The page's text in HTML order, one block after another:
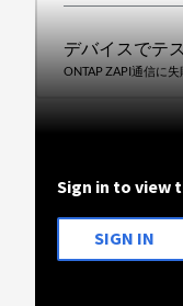
デバイスでテ
ONTAP ZAPI通信に
Sign in to view
SIGN IN